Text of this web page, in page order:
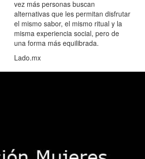
vez más personas buscan
alternativas que les permitan disfrutar
el mismo sabor, el mismo ritual y la
misma experiencia social, pero de
una forma más equilibrada.
Lado.mx